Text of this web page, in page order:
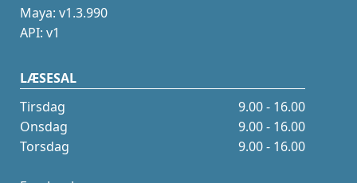
Maya: v1.3.990
API: v1
LÆSESAL
Tirsdag
9.00 - 16.00
Onsdag
9.00 - 16.00
Torsdag
9.00 - 16.00